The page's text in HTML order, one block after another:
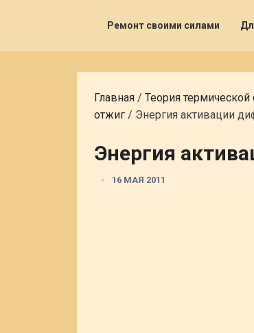
Ремонт своими силами
Главная / Теория
отжиг / Энергия активации
Энергия
16 МАЯ 2011